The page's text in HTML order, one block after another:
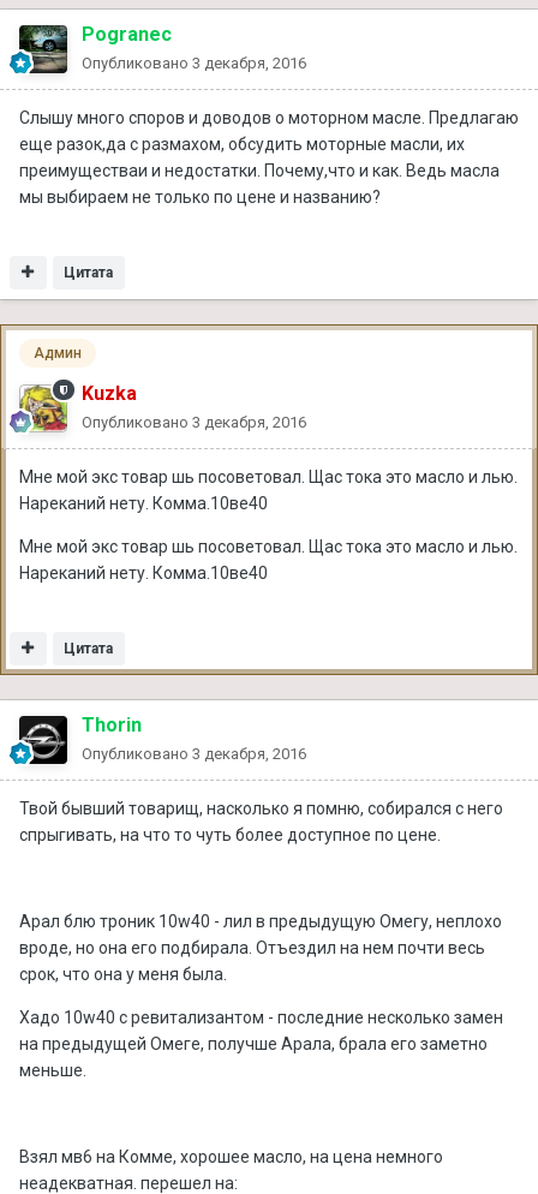
Pogranec
Опубликовано 3 декабря, 2016
Слышу много споров и доводов о моторном масле. Предлагаю
еще разок,да с размахом, обсудить моторные масли, их
преимуществаи и недостатки. Почему,что и как. Ведь масла
мы выбираем не только по цене и названию?
Цитата
Админ
Kuzka
Опубликовано 3 декабря, 2016
Мне мой экс товар шь посоветовал. Щас тока это масло и лью.
Нареканий нету. Комма.10ве40
Мне мой экс товар шь посоветовал. Щас тока это масло и лью.
Нареканий нету. Комма.10ве40
Цитата
Thorin
Опубликовано 3 декабря, 2016
Твой бывший товарищ, насколько я помню, собирался с него
спрыгивать, на что то чуть более доступное по цене.
Арал блю троник 10w40 - лил в предыдущую Омегу, неплохо
вроде, но она его подбирала. Отъездил на нем почти весь
срок, что она у меня была.
Хадо 10w40 с ревитализантом - последние несколько замен
на предыдущей Омеге, получше Арала, брала его заметно
меньше.
Взял мв6 на Комме, хорошее масло, на цена немного
неадекватная. перешел на: